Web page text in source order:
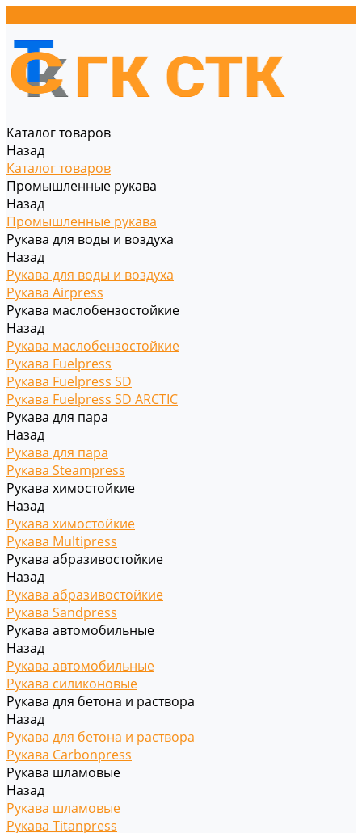
Каталог товаров
Назад
Каталог товаров
Промышленные рукава
Назад
Промышленные рукава
Рукава для воды и воздуха
Назад
Рукава для воды и воздуха
Рукава Airpress
Рукава маслобензостойкие
Назад
Рукава маслобензостойкие
Рукава Fuelpress
Рукава Fuelpress SD
Рукава Fuelpress SD ARCTIC
Рукава для пара
Назад
Рукава для пара
Рукава Steampress
Рукава химостойкие
Назад
Рукава химостойкие
Рукава Multipress
Рукава абразивостойкие
Назад
Рукава абразивостойкие
Рукава Sandpress
Рукава автомобильные
Назад
Рукава автомобильные
Рукава силиконовые
Рукава для бетона и раствора
Назад
Рукава для бетона и раствора
Рукава Carbonpress
Рукава шламовые
Назад
Рукава шламовые
Рукава Titanpress